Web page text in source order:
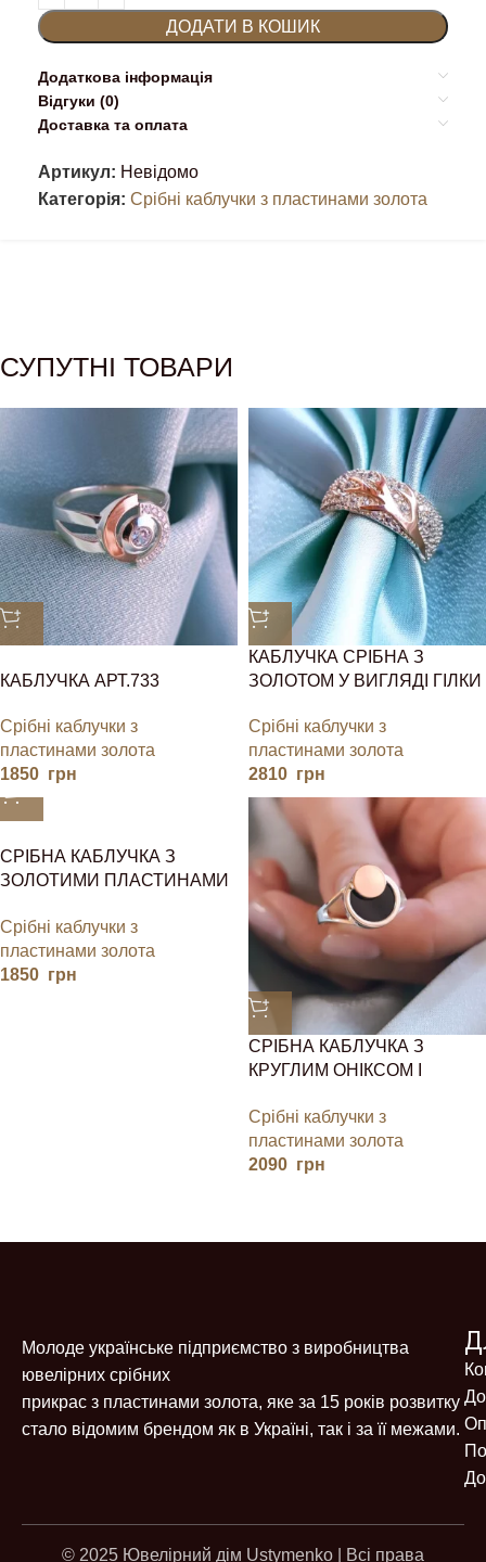
ДОДАТИ В КОШИК
Додаткова інформація
Відгуки (0)
Доставка та оплата
Артикул: Невідомо
Категорія: Срібні каблучки з пластинами золота
СУПУТНІ ТОВАРИ
КАБЛУЧКА АРТ.733
Срібні каблучки з
пластинами золота
1850 грн
КАБЛУЧКА СРІБНА З
ЗОЛОТОМ У ВИГЛЯДІ ГІЛКИ
Срібні каблучки з
пластинами золота
2810 грн
СРІБНА КАБЛУЧКА З
ЗОЛОТИМИ ПЛАСТИНАМИ
Срібні каблучки з
пластинами золота
1850 грн
СРІБНА КАБЛУЧКА З
КРУГЛИМ ОНІКСОМ І
Срібні каблучки з
пластинами золота
2090 грн
Молоде українське підприємство з виробництва
ювелірних срібних
прикрас з пластинами золота, яке за 15 років розвитку
стало відомим брендом як в Україні, так і за її межами.
© 2025 Ювелірний дім Ustymenko | Всі права